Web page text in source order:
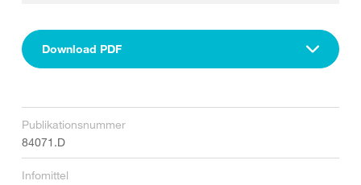
Download PDF
Publikationsnummer
84071.D
Infomittel